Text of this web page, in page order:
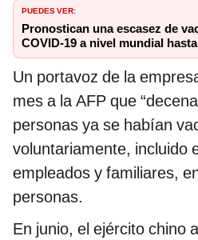
PUEDES VER:
Pronostican una escasez de
COVID-19 a nivel mundial
Un portavoz de la
mes a la AFP que
personas ya se habían
voluntariamente, incluido
empleados y familiares,
personas.
En junio, el ejército chino